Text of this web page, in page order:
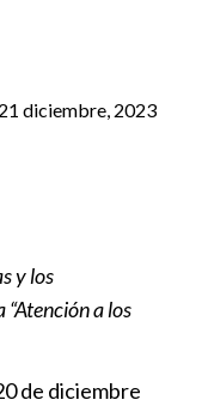
21 diciembre, 2023
y los
a los
de diciembre